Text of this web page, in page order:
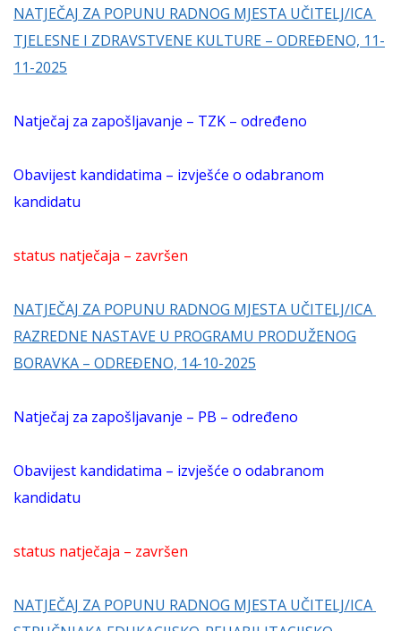
NATJEČAJ ZA POPUNU RADNOG MJESTA UČITELJ/ICA
TJELESNE I ZDRAVSTVENE KULTURE – ODREĐENO, 11-
11-2025
Natječaj za zapošljavanje – TZK – određeno
Obavijest kandidatima – izvješće o odabranom
kandidatu
status natječaja – završen
NATJEČAJ ZA POPUNU RADNOG MJESTA UČITELJ/ICA
RAZREDNE NASTAVE U PROGRAMU PRODUŽENOG
BORAVKA – ODREĐENO, 14-10-2025
Natječaj za zapošljavanje – PB – određeno
Obavijest kandidatima – izvješće o odabranom
kandidatu
status natječaja – završen
NATJEČAJ ZA POPUNU RADNOG MJESTA UČITELJ/ICA